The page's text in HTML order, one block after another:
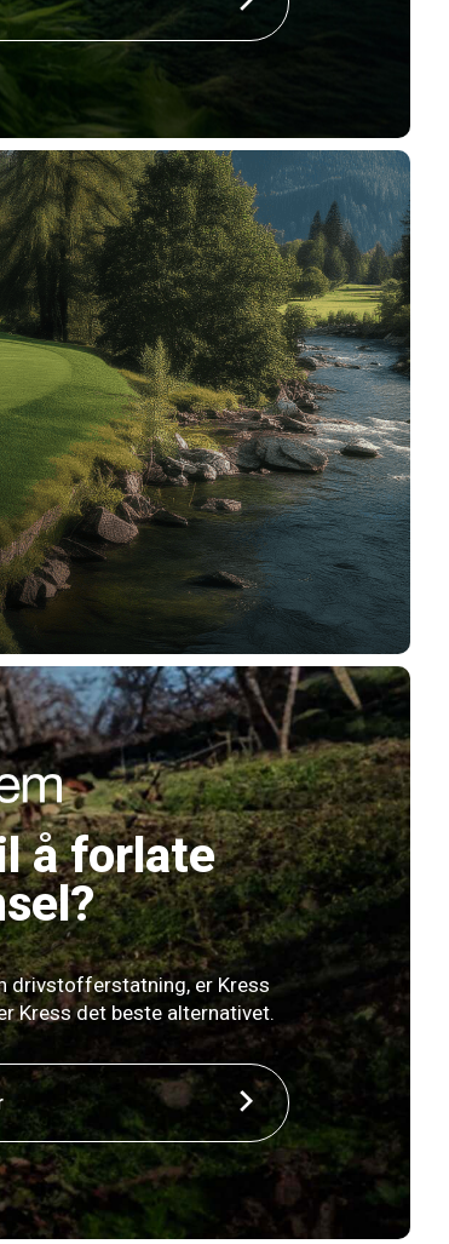
å forlate
drivstofferstatning, er Kress
Kress det beste alternativet.